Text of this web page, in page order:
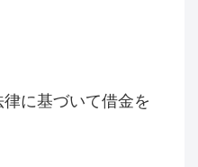
に基づいて借金を